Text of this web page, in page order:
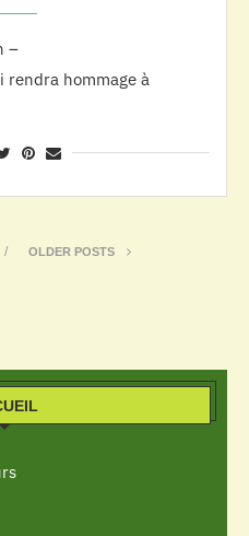
–
hommage à
OLDER POSTS